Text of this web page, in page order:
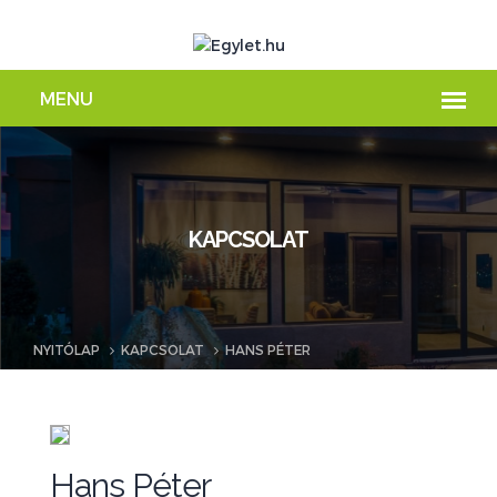
KAPCSOLAT
NYITÓLAP KAPCSOLAT HANS PÉTER
Hans Péter